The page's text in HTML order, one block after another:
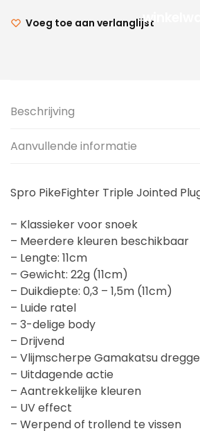
Voeg toe aan verlanglijst
Beschrijving
Aanvullende informatie
Spro PikeFighter Triple Jointed
– Klassieker voor snoek
– Meerdere kleuren beschikbaar
– Lengte: 11cm
– Gewicht: 22g (11cm)
– Duikdiepte: 0,3 – 1,5m (11cm)
– Luide ratel
– 3-delige body
– Drijvend
– Vlijmscherpe Gamakatsu
– Uitdagende actie
– Aantrekkelijke kleuren
– UV effect
– Werpend of trollend te vissen